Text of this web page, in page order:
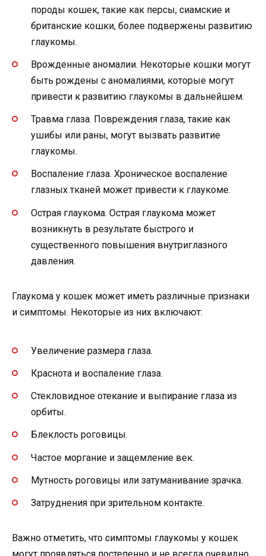
породы кошек, такие как персы, сиамские и
британские кошки, более подвержены развитию
глаукомы.
Врожденные аномалии. Некоторые кошки могут
быть рождены с аномалиями, которые могут
привести к развитию глаукомы в дальнейшем.
Травма глаза. Повреждения глаза, такие как
ушибы или раны, могут вызвать развитие
глаукомы.
Воспаление глаза. Хроническое воспаление
глазных тканей может привести к глаукоме.
Острая глаукома. Острая глаукома может
возникнуть в результате быстрого и
существенного повышения внутриглазного
давления.
Глаукома у кошек может иметь различные признаки
и симптомы. Некоторые из них включают:
Увеличение размера глаза.
Краснота и воспаление глаза.
Стекловидное отекание и выпирание глаза из
орбиты.
Блеклость роговицы.
Частое моргание и защемление век.
Мутность роговицы или затуманивание зрачка.
Затруднения при зрительном контакте.
Важно отметить, что симптомы глаукомы у кошек